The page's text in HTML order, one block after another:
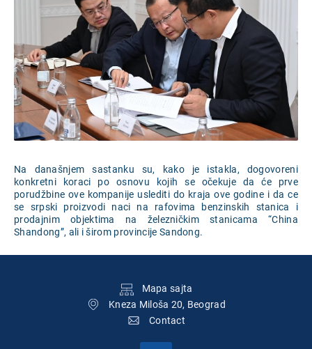
Na današnjem sastanku su, kako je istakla, dogovoreni
konkretni koraci po osnovu kojih se očekuje da će prve
porudžbine ove kompanije uslediti do kraja ove godine i da ce
se srpski proizvodi naci na rafovima benzinskih stanica i
prodajnim objektima na železničkim stanicama “China
Shandong”, ali i širom provincije Sandong.
Mapa sajta
Kneza Miloša 20, Beograd
Contact